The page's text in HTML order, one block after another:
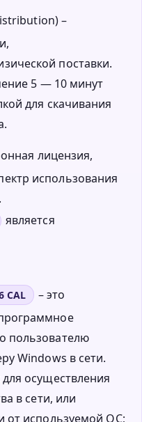
–
поставки.
5 — 10 минут
для скачивания
лицензия,
использования
является
CAL
– это
пользователю
Windows в сети.
осуществления
в сети, или
от используемой ОС;